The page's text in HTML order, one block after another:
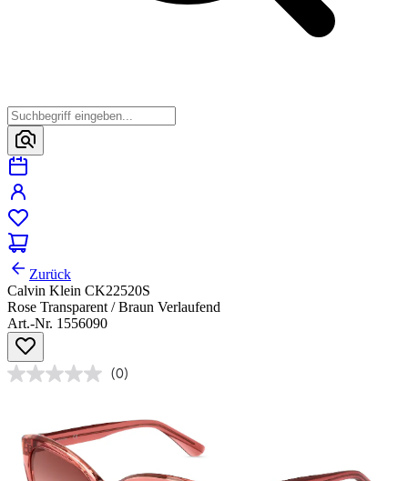
Zurück
Calvin Klein CK22520S
Rose Transparent / Braun Verlaufend
Art.-Nr. 1556090
(0)